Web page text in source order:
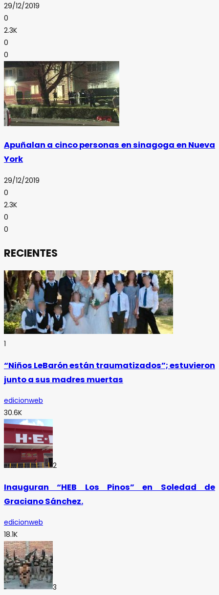
29/12/2019
0
2.3K
0
0
Apuñalan a cinco personas en sinagoga en Nueva
York
29/12/2019
0
2.3K
0
0
RECIENTES
1
“Niños LeBarón están traumatizados”; estuvieron
junto a sus madres muertas
edicionweb
30.6K
2
Inauguran “HEB Los Pinos” en Soledad de
Graciano Sánchez.
edicionweb
18.1K
3